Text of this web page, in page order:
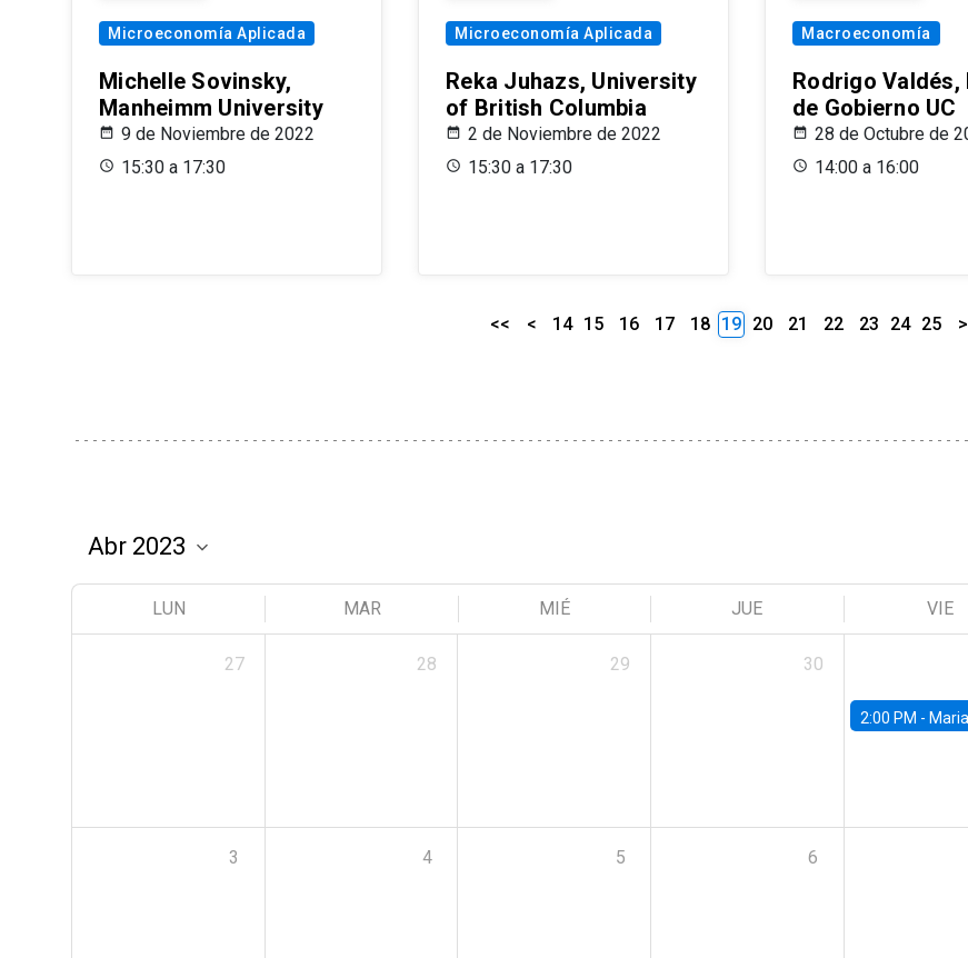
Microeconomía Aplicada
Michelle Sovinsky,
Manheimm University
9 de Noviembre de 2022
15:30 a 17:30
Microeconomía Aplicada
Reka Juhazs, University
of British Columbia
2 de Noviembre de 2022
15:30 a 17:30
Macroeconomía
Rodrigo Valdés,
de Gobierno UC
28 de Octubre de
14:00 a 16:00
<< < 14 15 16 17 18 19 20 21 22 23 24 25 >
LUN MAR MIÉ JUE VIE
27 28 29 30
2:00 PM - Maria
3 4 5 6